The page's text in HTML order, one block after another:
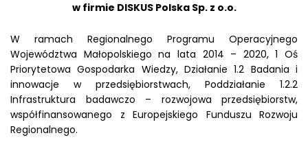
w firmie DISKUS Polska Sp. z o.o.
W ramach Regionalnego Programu Operacyjnego
Województwa Małopolskiego na lata 2014 – 2020, 1 Oś
Priorytetowa Gospodarka Wiedzy, Działanie 1.2 Badania i
innowacje w przedsiębiorstwach, Poddziałanie 1.2.2
Infrastruktura badawczo – rozwojowa przedsiębiorstw,
współfinansowanego z Europejskiego Funduszu Rozwoju
Regionalnego.